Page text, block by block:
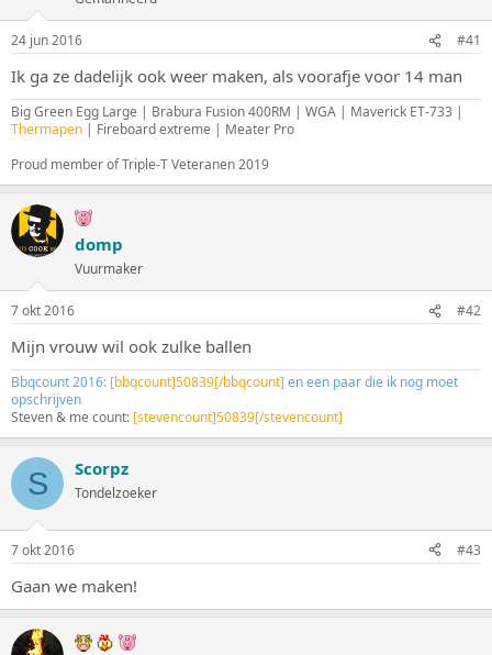
s
t
a
r
t
e
r
24 jun 2016 #41
Ik ga ze dadelijk ook weer maken, als voorafje voor 14 man
Big Green Egg Large | Brabura Fusion 400RM | WGA | Maverick ET-733 |
Thermapen | Fireboard extreme | Meater Pro
Proud member of Triple-T Veteranen 2019
domp
Vuurmaker
7 okt 2016 #42
Mijn vrouw wil ook zulke ballen
Bbqcount 2016: [bbqcount]50839[/bbqcount] en een paar die ik nog moet
opschrijven
Steven & me count: [stevencount]50839[/stevencount]
S Scorpz
Tondelzoeker
7 okt 2016 #43
Gaan we maken!